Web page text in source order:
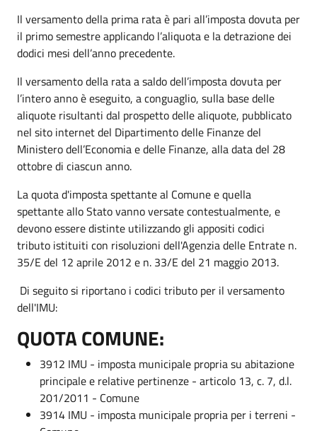
Il versamento della prima rata è pari all’imposta dovuta per
il primo semestre applicando l’aliquota e la detrazione dei
dodici mesi dell’anno precedente.
Il versamento della rata a saldo dell’imposta dovuta per
l’intero anno è eseguito, a conguaglio, sulla base delle
aliquote risultanti dal prospetto delle aliquote, pubblicato
nel sito internet del Dipartimento delle Finanze del
Ministero dell’Economia e delle Finanze, alla data del 28
ottobre di ciascun anno.
La quota d'imposta spettante al Comune e quella
spettante allo Stato vanno versate contestualmente, e
devono essere distinte utilizzando gli appositi codici
tributo istituiti con risoluzioni dell'Agenzia delle Entrate n.
35/E del 12 aprile 2012 e n. 33/E del 21 maggio 2013.
Di seguito si riportano i codici tributo per il versamento
dell'IMU:
QUOTA COMUNE:
3912 IMU - imposta municipale propria su abitazione
principale e relative pertinenze - articolo 13, c. 7, d.l.
201/2011 - Comune
3914 IMU - imposta municipale propria per i terreni -